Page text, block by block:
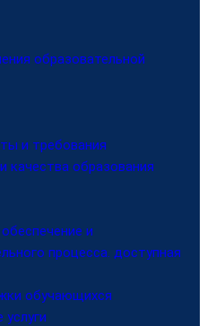
образовательной
и требования
качества образования
и
процесса. доступная
обучающихся